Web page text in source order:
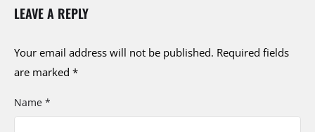
LEAVE A REPLY
Your email address will not be published. Required fields
are marked *
Name *